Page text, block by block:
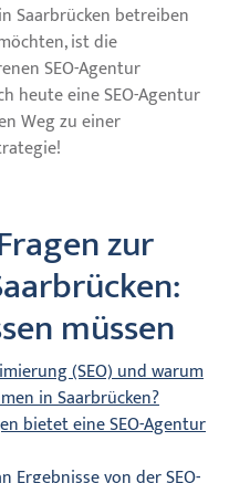
Saarbrücken betreiben
ist die
SEO-Agentur
heute eine SEO-Agentur
Weg zu einer
zur
müssen
(SEO) und warum
in Saarbrücken?
bietet eine SEO-Agentur